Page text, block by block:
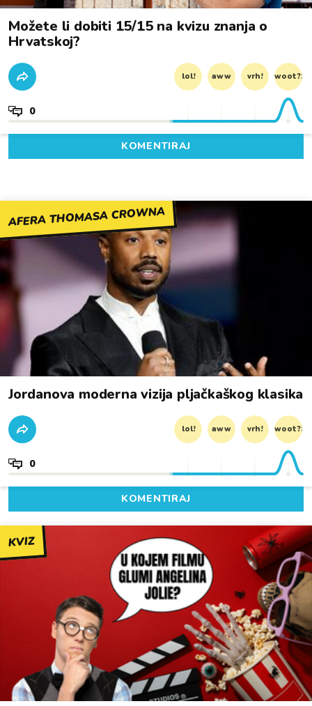
Možete li dobiti 15/15 na kvizu znanja o
Hrvatskoj?
lol! aww vrh! woot?!
0
KOMENTIRAJ
AFERA THOMASA CROWNA
Jordanova moderna vizija pljačkaškog klasika
lol! aww vrh! woot?!
0
KOMENTIRAJ
KVIZ